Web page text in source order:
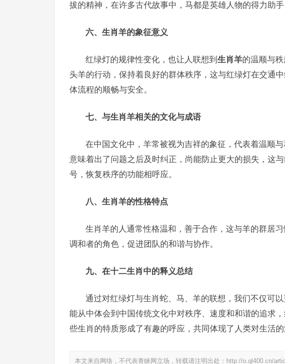
拔的精神，在许多古代故事中，马都是英雄人物的得力助
六、生肖羊的象征意义
红绿灯的规律性变化，也让人联想到 生肖羊的温顺与
头羊的行动，保持着良好的群体秩序，这与红绿灯在交通
体流程的顺畅与安全。
七、与生肖羊相关的文化与成语
在中国文化中，羊常被视为吉祥的象征，代表着温顺与
意味着出了问题之后及时纠正，尚能防止更大的损失，这
号，恢复秩序的功能相呼应。
八、生肖羊的性格特点
生肖羊的人通常性格温和，善于合作，这与羊的群居
调和者的角色，促进团队的和谐与协作。
九、在十二生肖中的释义总结
通过对红绿灯与生肖蛇、马、羊的联想，我们不仅可
能从中体会到中国传统文化中对秩序、速度和和谐的追求
些生肖的特质形成了有趣的呼应，共同体现了人类对生活的
本文来自网络，不代表青睐网立场，转载请注明出处： http://o.ql400.cn/